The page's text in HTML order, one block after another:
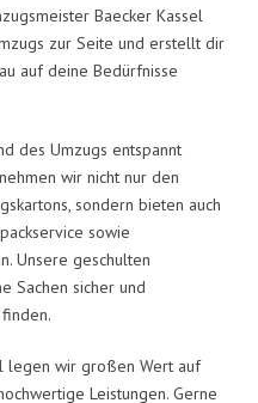
Baecker Kassel
zur Seite und erstellt dir
auf deine Bedürfnisse
des Umzugs entspannt
wir nicht nur den
sondern bieten auch
sowie
Unsere geschulten
Sachen sicher und
legen wir großen Wert auf
Leistungen. Gerne